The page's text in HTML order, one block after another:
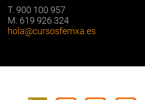
T. 900 100 957
M. 619 926 324
hola@cursosfemxa.es